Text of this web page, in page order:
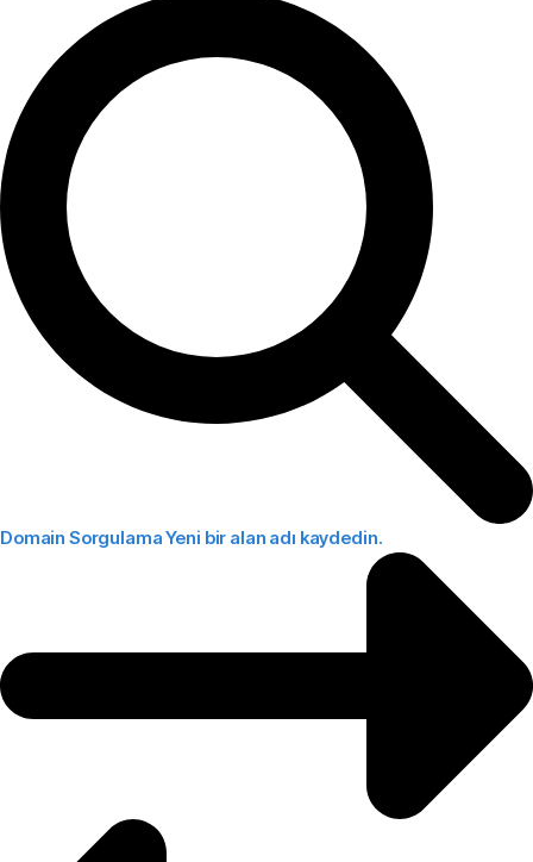
Domain SorgulamaYeni bir alan adı kaydedin.